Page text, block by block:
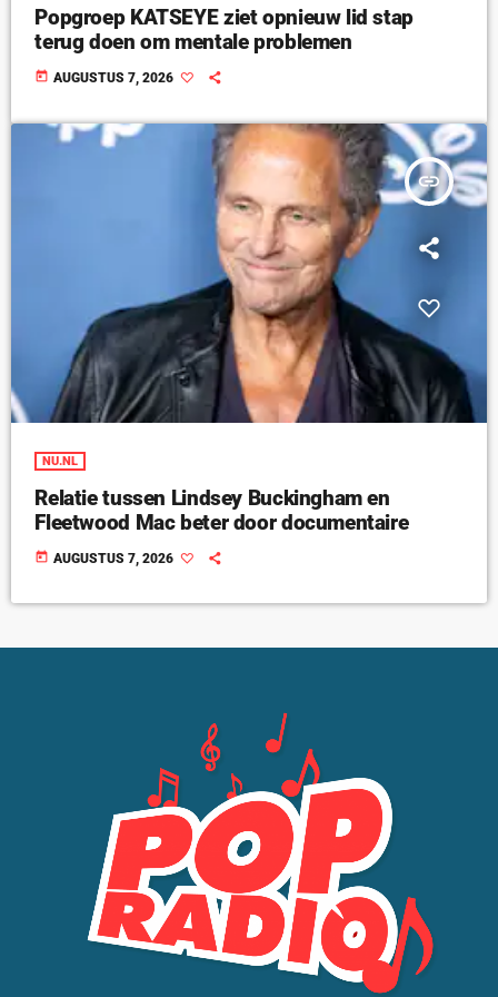
Popgroep KATSEYE ziet opnieuw lid stap
terug doen om mentale problemen
today AUGUSTUS 7, 2026
insert_link
NU.NL
Relatie tussen Lindsey Buckingham en
Fleetwood Mac beter door documentaire
today AUGUSTUS 7, 2026